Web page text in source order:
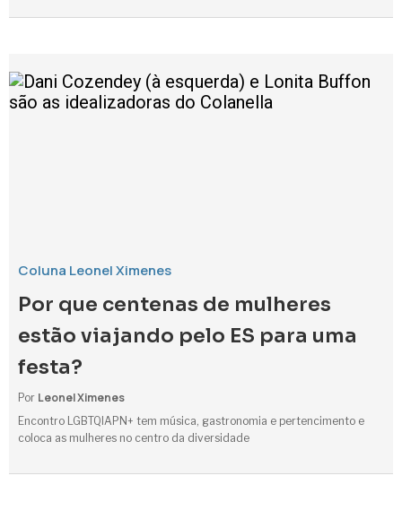
Coluna Leonel Ximenes
Por que centenas de mulheres
estão viajando pelo ES para uma
festa?
Por Leonel Ximenes
Encontro LGBTQIAPN+ tem música, gastronomia e pertencimento e
coloca as mulheres no centro da diversidade